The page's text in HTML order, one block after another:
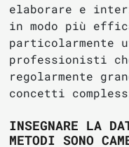
elaborare e
in modo più
particolarmente
professionisti
regolarmente
concetti
INSEGNARE LA
METODI SONO